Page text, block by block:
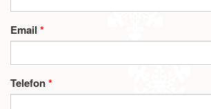
Email *
Telefon*